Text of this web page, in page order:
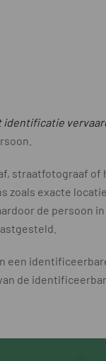
identificatie
straatfotograaf
exacte
de persoon
de